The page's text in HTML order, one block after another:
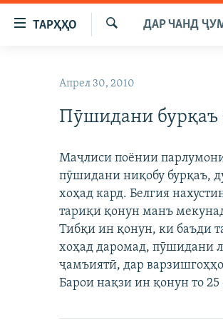
Пайвандҳои
дастрасӣ
ТАРҲҲО
ОСИЁИ МАРКАЗӢ
МЕҲМОНИ ОЗОДӢ
ГАПИ ОЗОД
РӮЗГОРИ МУҲОҶИР
ТАҲҚИҚОТ
ҶАНГ ДАР УКРАИНА
НАЗАРИ МАРДУМ
БЛОГИСТОН
ОЗОДӢ ОНЛАЙН
ЧАНДРАСОНАӢ
РӮЙХАТҲО
ДАР ЧАНД
Апрел 30, 2010
Пӯшидани бурқаъ
Маҷлиси поёнии
пӯшидани ниқобу бурқаъ,
хоҳад кард. Белгия
тариқи қонун манъ
Тибқи ин қонун, ки баъди
хоҳад даромад, пӯшидани
ҷамъиятӣ, дар
Барои нақзи ин қонун то